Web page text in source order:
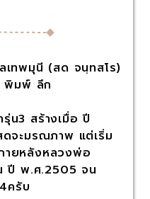
ทพมุนี (สด จนฺทสโร)
พิมพ์ ลึก
น3 สร้างเมื่อ ปี
จะมรณภาพ แต่เริ่ม
ายหลังหลวงพ่อ
ปี พ.ศ.2505 จน
ครับ